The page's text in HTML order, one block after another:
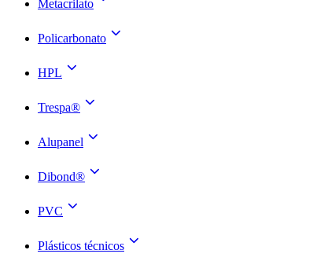
Metacrilato
Policarbonato
HPL
Trespa®
Alupanel
Dibond®
PVC
Plásticos técnicos